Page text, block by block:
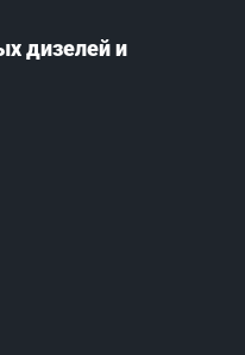
дизелей и